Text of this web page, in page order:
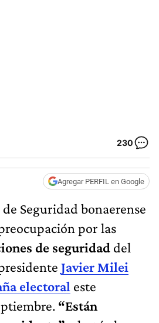
230
Agregar PERFIL en Google
Seguridad bonaerense
por las
de seguridad del
Javier Milei
electoral este
“Están